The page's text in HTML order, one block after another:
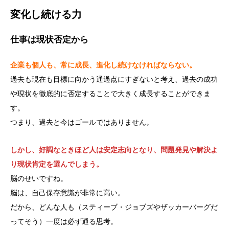
変化し続ける力
仕事は現状否定から
企業も個人も、常に成長、進化し続けなければならない。
過去も現在も目標に向かう通過点にすぎないと考え、過去の成功
や現状を徹底的に否定することで大きく成長することができま
す。
つまり、過去と今はゴールではありません。
しかし、好調なときほど人は安定志向となり、問題発見や解決よ
り現状肯定を選んでしまう。
脳のせいですね。
脳は、自己保存意識が非常に高い。
だから、どんな人も（スティーブ・ジョブズやザッカーバーグだ
ってそう）一度は必ず通る思考。